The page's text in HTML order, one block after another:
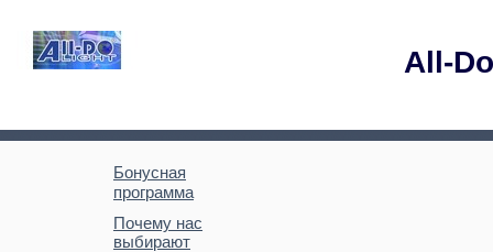
All-Do
Бонусная
программа
Почему нас
выбирают